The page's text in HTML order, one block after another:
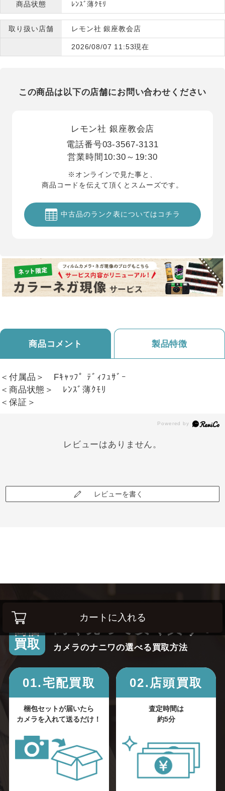
カートに入れる
商品状態 ﾚﾝｽﾞ薄ｸﾓﾘ
取り扱い店舗 レモン社 銀座教会店
2026/08/07 11:53現在
この商品は以下の店舗にお問い合わせください
レモン社 銀座教会店
電話番号03-3567-3131
営業時間 10:30～19:30
※オンラインで見た事と、
商品コードを伝えて頂くとスムーズです。
中古品のランク表についてはコチラ
商品コメント 製品特徴
＜付属品＞ Fｷｬｯﾌﾟ ﾃﾞｨﾌｭｻﾞｰ
＜商品状態＞ ﾚﾝｽﾞ薄ｸﾓﾘ
＜保証＞
レビューはありません。
レビューを書く
高価
買取
カメラのナニワの選べる買取方法
01.宅配買取
梱包セットが届いたら
カメラを入れて送るだけ！
02.店頭買取
査定時間は
約5分